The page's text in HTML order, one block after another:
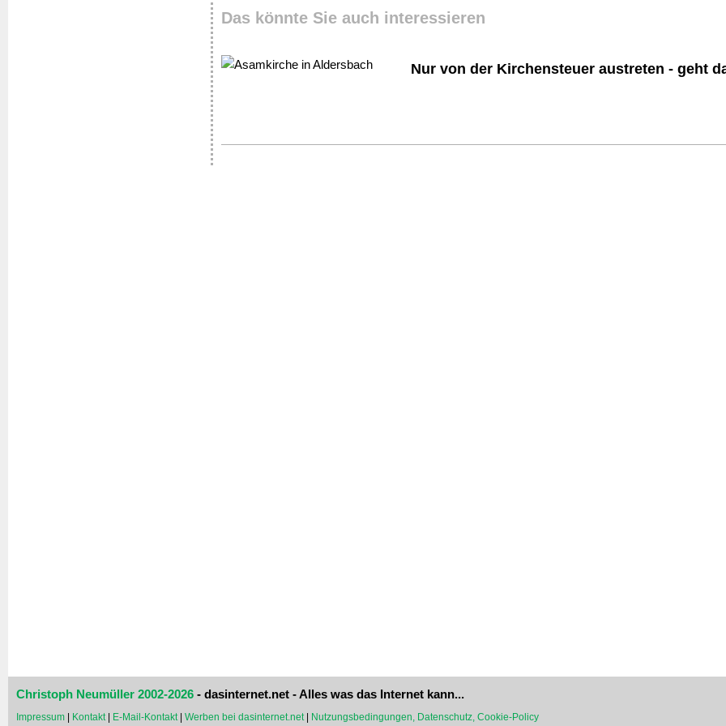
Das könnte Sie auch interessieren
Nur von der Kirchensteuer austreten - geht
Christoph Neumüller 2002-2026 - dasinternet.net - Alles was das Internet kann...
Impressum | Kontakt | E-Mail-Kontakt | Werben bei dasinternet.net | Nutzungsbedingungen, Datenschutz, Cookie-Policy